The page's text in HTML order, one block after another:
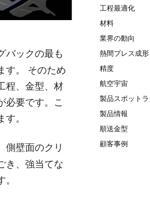
バックの最も
す。 そのため
程、金型、材
必要です。こ
。
側壁面のクリ
き、強当てな
工程最適化
材料
業界の動向
熱間プレス成形
精度
航空宇宙
製品スポットラ
製品情報
順送金型
顧客事例